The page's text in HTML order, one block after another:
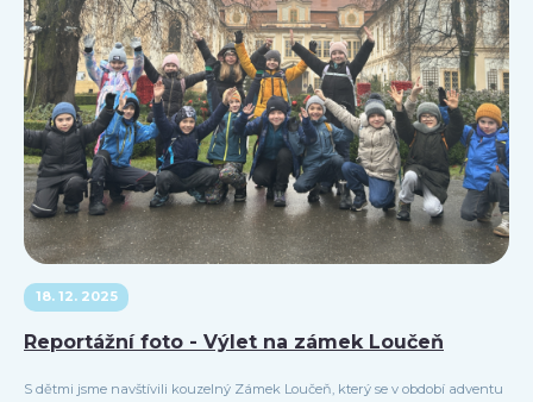
18. 12. 2025
Reportážní foto - Výlet na zámek Loučeň
S dětmi jsme navštívili kouzelný Zámek Loučeň, který se v období adventu